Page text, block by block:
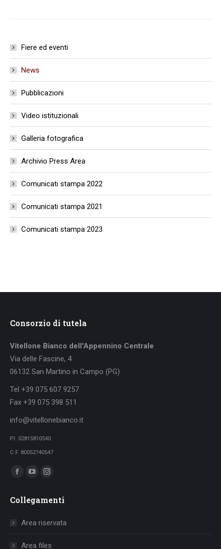
Fiere ed eventi
News
Pubblicazioni
Video istituzionali
Galleria fotografica
Archivio Press Area
Comunicati stampa 2022
Comunicati stampa 2021
Comunicati stampa 2023
Consorzio di tutela
Vitellone Bianco dell'Appennino Centrale
Via delle Fascine, 4
06132 San Martino in Campo (PG)
Tel +39 075 607 9257
Fax +39 075 398 511
info@vitellonebianco.it
P.I. 02815810540
C.F. 80052740547
Ci puoi trovare su:
Facebook
opens
window
YouTube
opens
window
Instagram
opens
Collegamenti
Area riservata
Area files